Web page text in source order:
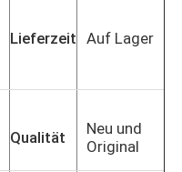
Lieferzeit Auf Lager
Qualität
Neu und
Original